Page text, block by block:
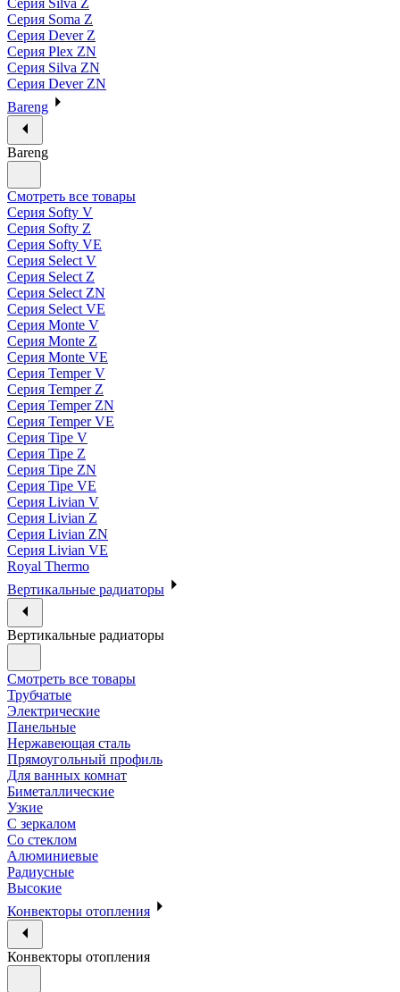
Серия Silva Z
Серия Soma Z
Серия Dever Z
Серия Plex ZN
Серия Silva ZN
Серия Dever ZN
Bareng
Bareng
Смотреть все товары
Серия Softy V
Серия Softy Z
Серия Softy VE
Серия Select V
Серия Select Z
Серия Select ZN
Серия Select VE
Серия Monte V
Серия Monte Z
Серия Monte VE
Серия Temper V
Серия Temper Z
Серия Temper ZN
Серия Temper VE
Серия Tipe V
Серия Tipe Z
Серия Tipe ZN
Серия Tipe VE
Серия Livian V
Серия Livian Z
Серия Livian ZN
Серия Livian VE
Royal Thermo
Вертикальные радиаторы
Вертикальные радиаторы
Смотреть все товары
Трубчатые
Электрические
Панельные
Нержавеющая сталь
Прямоугольный профиль
Для ванных комнат
Биметаллические
Узкие
С зеркалом
Со стеклом
Алюминиевые
Радиусные
Высокие
Конвекторы отопления
Конвекторы отопления